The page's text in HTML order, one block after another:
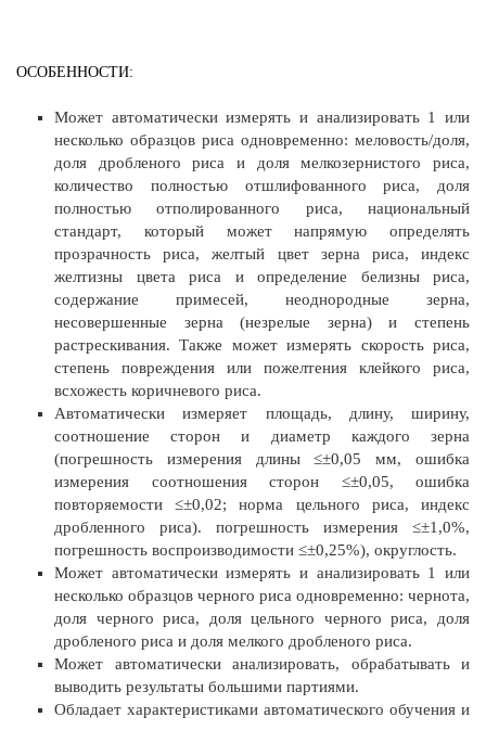
ОСОБЕННОСТИ:
Может автоматически измерять и анализировать 1 или
несколько образцов риса одновременно: меловость/доля,
доля дробленого риса и доля мелкозернистого риса,
количество полностью отшлифованного риса, доля
полностью отполированного риса, национальный
стандарт, который может напрямую определять
прозрачность риса, желтый цвет зерна риса, индекс
желтизны цвета риса и определение белизны риса,
содержание примесей, неоднородные зерна,
несовершенные зерна (незрелые зерна) и степень
растрескивания. Также может измерять скорость риса,
степень повреждения или пожелтения клейкого риса,
всхожесть коричневого риса.
Автоматически измеряет площадь, длину, ширину,
соотношение сторон и диаметр каждого зерна
(погрешность измерения длины ≤±0,05 мм, ошибка
измерения соотношения сторон ≤±0,05, ошибка
повторяемости ≤±0,02; норма цельного риса, индекс
дробленного риса). погрешность измерения ≤±1,0%,
погрешность воспроизводимости ≤±0,25%), округлость.
Может автоматически измерять и анализировать 1 или
несколько образцов черного риса одновременно: чернота,
доля черного риса, доля цельного черного риса, доля
дробленого риса и доля мелкого дробленого риса.
Может автоматически анализировать, обрабатывать и
выводить результаты большими партиями.
Обладает характеристиками автоматического обучения и